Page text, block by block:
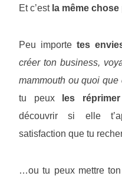
Et c’est la même
Peu importe tes
créer ton business,
mammouth ou quoi que
tu peux
les réprimer
découvrir si elle
satisfaction que tu
…ou tu peux mettre